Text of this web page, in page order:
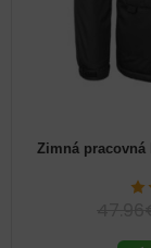
52 (L)
Zimná pracovná